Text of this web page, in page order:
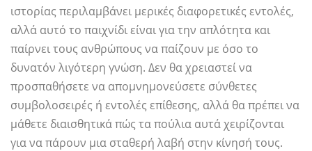
ιστορίας περιλαμβάνει μερικές διαφορετικές εντολές,
αλλά αυτό το παιχνίδι είναι για την απλότητα και
παίρνει τους ανθρώπους να παίζουν με όσο το
δυνατόν λιγότερη γνώση. Δεν θα χρειαστεί να
προσπαθήσετε να απομνημονεύσετε σύνθετες
συμβολοσειρές ή εντολές επίθεσης, αλλά θα πρέπει να
μάθετε διαισθητικά πώς τα πούλια αυτά χειρίζονται
για να πάρουν μια σταθερή λαβή στην κίνησή τους.